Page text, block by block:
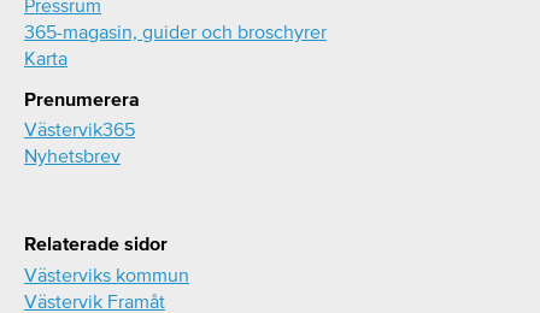
365-magasin, guider och broschyrer
Karta
Prenumerera
Västervik365
Nyhetsbrev
Relaterade sidor
Västerviks kommun
Västervik Framåt